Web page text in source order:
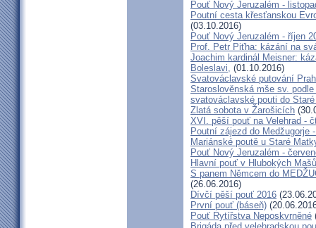
Pouť Nový Jeruzalém -
Poutní cesta křesťanskou
(03.10.2016)
Pouť Nový Jeruzalém - říjen
Prof. Petr Piťha: kázání na
Joachim kardinál Meisner:
Boleslavi, (01.10.2016)
Svatováclavské putování
Staroslověnská mše sv.
svatováclavské pouti do
Zlatá sobota v Žarošicích
XVI. pěší pouť na Velehrad -
Poutní zájezd do Medžugorje
Mariánské poutě u Staré
Pouť Nový Jeruzalém -
Hlavní pouť v Hlubokých
S panem Němcem do
(26.06.2016)
Dívčí pěší pouť 2016
První pouť (báseň)
Pouť Rytířstva Neposkvrněné